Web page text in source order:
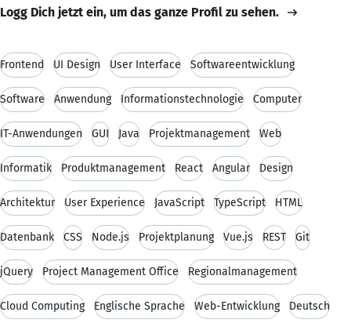
Logg Dich jetzt ein, um das ganze Profil zu sehen.
Frontend UI Design User Interface Softwareentwicklung
Software Anwendung Informationstechnologie Computer
IT-Anwendungen GUI Java Projektmanagement Web
Informatik Produktmanagement React Angular Design
Architektur User Experience JavaScript TypeScript HTML
Datenbank CSS Node.js Projektplanung Vue.js REST Git
jQuery Project Management Office Regionalmanagement
Cloud Computing Englische Sprache Web-Entwicklung Deutsch